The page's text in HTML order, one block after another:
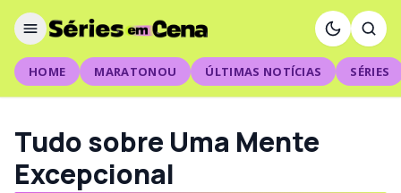
HOME MARATONOU ÚLTIMAS NOTÍCIAS SÉRIES
Tudo sobre Uma Mente
Excepcional